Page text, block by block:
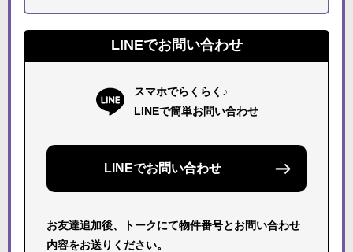
LINEでお問い合わせ
スマホでらくらく♪
LINEで簡単お問い合わせ
LINEでお問い合わせ
お友達追加後、トークにて物件番号とお問い合わせ
内容をお送りください。